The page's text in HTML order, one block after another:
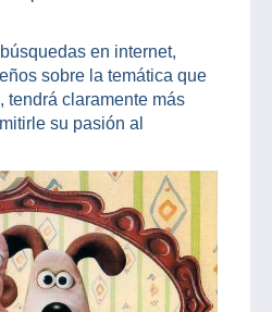
en internet,
sobre la temática que
tendrá claramente más
su pasión al